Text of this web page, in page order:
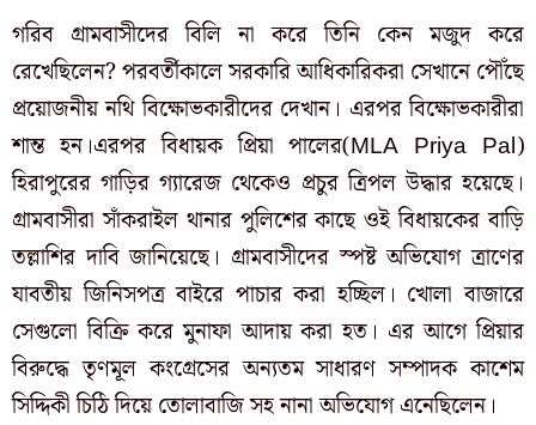
গরিব গ্রামবাসীদের বিলি না করে তিনি কেন মজুদ করে
রেখেছিলেন? পরবর্তীকালে সরকারি আধিকারিকরা সেখানে পৌঁছে
প্রয়োজনীয় নথি বিক্ষোভকারীদের দেখান। এরপর বিক্ষোভকারীরা
শান্ত হন।এরপর বিধায়ক প্রিয়া পালের(MLA Priya Pal)
হিরাপুরের গাড়ির গ্যারেজ থেকেও প্রচুর ত্রিপল উদ্ধার হয়েছে।
গ্রামবাসীরা সাঁকরাইল থানার পুলিশের কাছে ওই বিধায়কের বাড়ি
তল্লাশির দাবি জানিয়েছে। গ্রামবাসীদের স্পষ্ট অভিযোগ ত্রাণের
যাবতীয় জিনিসপত্র বাইরে পাচার করা হচ্ছিল। খোলা বাজারে
সেগুলো বিক্রি করে মুনাফা আদায় করা হত। এর আগে প্রিয়ার
বিরুদ্ধে তৃণমূল কংগ্রেসের অন্যতম সাধারণ সম্পাদক কাশেম
সিদ্দিকী চিঠি দিয়ে তোলাবাজি সহ নানা অভিযোগ এনেছিলেন।